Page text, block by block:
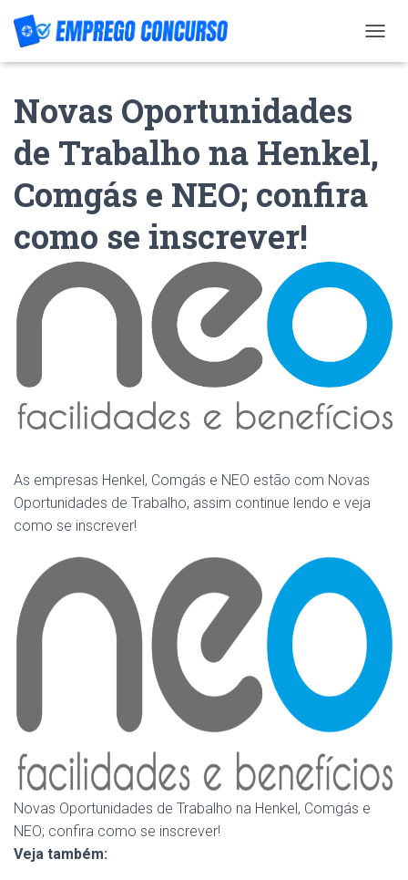
O
A
O
Novas Oportunidades
de Trabalho na Henkel,
Comgás e NEO; confira
como se inscrever!
As empresas Henkel, Comgás e NEO estão com Novas
Oportunidades de Trabalho, assim continue lendo e veja
como se inscrever!
Novas Oportunidades de Trabalho na Henkel, Comgás e
NEO; confira como se inscrever!
Veja também: